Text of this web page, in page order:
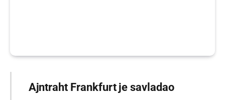
Ajntraht Frankfurt je savladao